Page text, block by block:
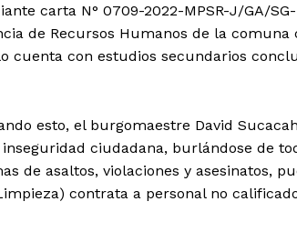
carta N° 0709-2022-MPSR-J/GA/
de Recursos Humanos de la
cuenta con estudios secundarios
esto, el burgomaestre David
ciudadana, burlándose de
de asaltos, violaciones y asesinatos,
contrata a personal no